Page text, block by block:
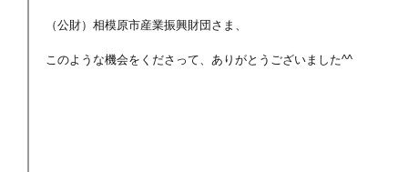
（公財）相模原市産業振興財団さま、
このような機会をくださって、ありがとうございました^^